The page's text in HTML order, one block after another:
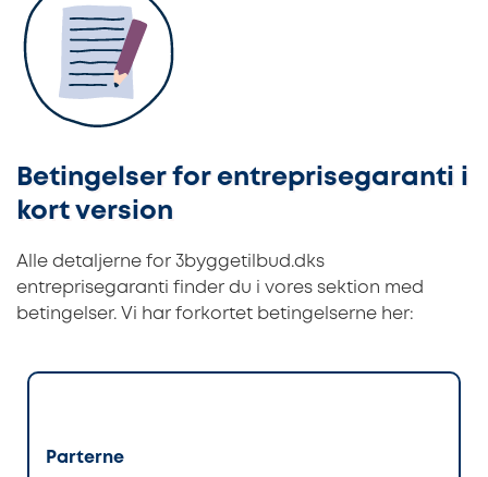
Betingelser for entreprisegaranti i
kort version
Alle detaljerne for 3byggetilbud.dks
entreprisegaranti finder du i vores sektion med
betingelser. Vi har forkortet betingelserne her:
Parterne